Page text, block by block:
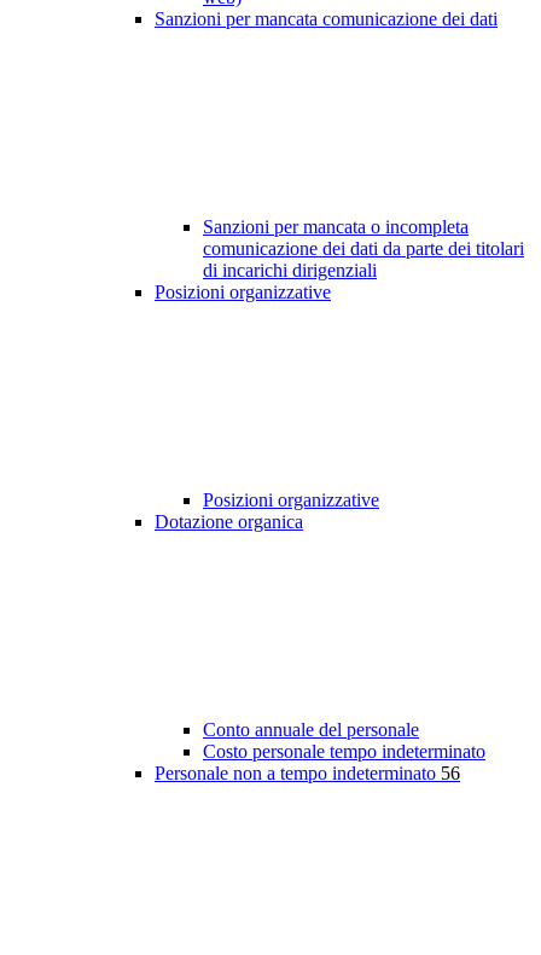
Sanzioni per mancata comunicazione dei dati
Sanzioni per mancata o incompleta
comunicazione dei dati da parte dei titolari
di incarichi dirigenziali
Posizioni organizzative
Posizioni organizzative
Dotazione organica
Conto annuale del personale
Costo personale tempo indeterminato
Personale non a tempo indeterminato 56